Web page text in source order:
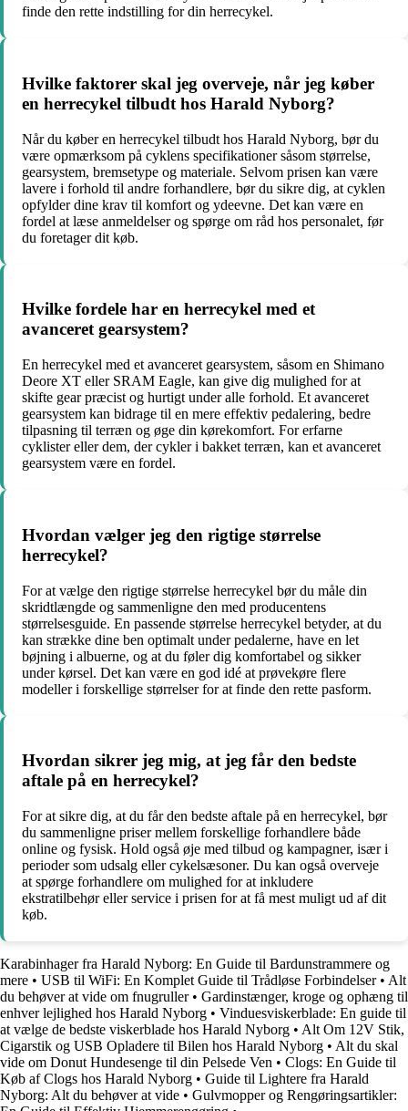
finde den rette indstilling for din herrecykel.
Hvilke faktorer skal jeg overveje, når jeg køber
en herrecykel tilbudt hos Harald Nyborg?
Når du køber en herrecykel tilbudt hos Harald Nyborg, bør du
være opmærksom på cyklens specifikationer såsom størrelse,
gearsystem, bremsetype og materiale. Selvom prisen kan være
lavere i forhold til andre forhandlere, bør du sikre dig, at cyklen
opfylder dine krav til komfort og ydeevne. Det kan være en
fordel at læse anmeldelser og spørge om råd hos personalet, før
du foretager dit køb.
Hvilke fordele har en herrecykel med et
avanceret gearsystem?
En herrecykel med et avanceret gearsystem, såsom en Shimano
Deore XT eller SRAM Eagle, kan give dig mulighed for at
skifte gear præcist og hurtigt under alle forhold. Et avanceret
gearsystem kan bidrage til en mere effektiv pedalering, bedre
tilpasning til terræn og øge din kørekomfort. For erfarne
cyklister eller dem, der cykler i bakket terræn, kan et avanceret
gearsystem være en fordel.
Hvordan vælger jeg den rigtige størrelse
herrecykel?
For at vælge den rigtige størrelse herrecykel bør du måle din
skridtlængde og sammenligne den med producentens
størrelsesguide. En passende størrelse herrecykel betyder, at du
kan strække dine ben optimalt under pedalerne, have en let
bøjning i albuerne, og at du føler dig komfortabel og sikker
under kørsel. Det kan være en god idé at prøvekøre flere
modeller i forskellige størrelser for at finde den rette pasform.
Hvordan sikrer jeg mig, at jeg får den bedste
aftale på en herrecykel?
For at sikre dig, at du får den bedste aftale på en herrecykel, bør
du sammenligne priser mellem forskellige forhandlere både
online og fysisk. Hold også øje med tilbud og kampagner, især i
perioder som udsalg eller cykelsæsoner. Du kan også overveje
at spørge forhandlere om mulighed for at inkludere
ekstratilbehør eller service i prisen for at få mest muligt ud af dit
køb.
Karabinhager fra Harald Nyborg: En Guide til Bardunstrammere og
mere • USB til WiFi: En Komplet Guide til Trådløse Forbindelser• Alt
du behøver at vide om fnugruller• Gardinstænger, kroge og ophæng til
enhver lejlighed hos Harald Nyborg • Vinduesviskerblade: En guide til
at vælge de bedste viskerblade hos Harald Nyborg • Alt Om 12V Stik,
Cigarstik og USB Opladere til Bilen hos Harald Nyborg • Alt du skal
vide om Donut Hundesenge til din Pelsede Ven • Clogs: En Guide til
Køb af Clogs hos Harald Nyborg • Guide til Lightere fra Harald
Nyborg: Alt du behøver at vide • Gulvmopper og Rengøringsartikler: